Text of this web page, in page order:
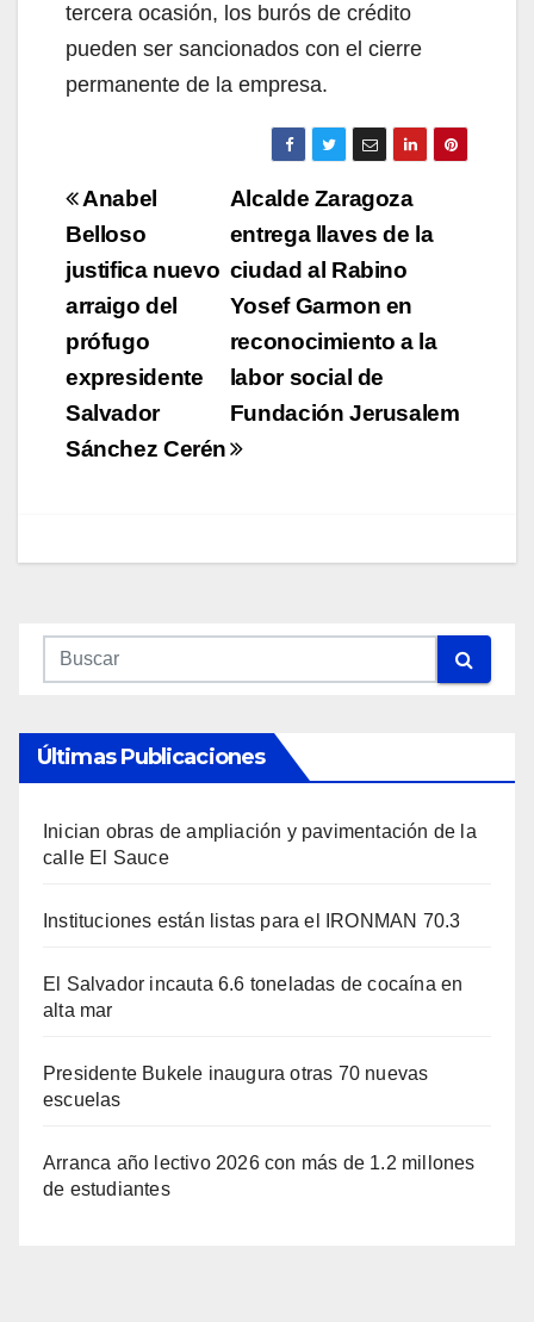
tercera ocasión, los burós de crédito
pueden ser sancionados con el cierre
permanente de la empresa.
Navegación
de
entradas
Alcalde Zaragoza
entrega llaves de la
ciudad al Rabino
Yosef Garmon en
reconocimiento a la
labor social de
Fundación Jerusalem
Anabel
Belloso
justifica nuevo
arraigo del
prófugo
expresidente
Salvador
Sánchez Cerén
Últimas Publicaciones
Inician obras de ampliación y pavimentación de la
calle El Sauce
Instituciones están listas para el IRONMAN 70.3
El Salvador incauta 6.6 toneladas de cocaína en
alta mar
Presidente Bukele inaugura otras 70 nuevas
escuelas
Arranca año lectivo 2026 con más de 1.2 millones
de estudiantes